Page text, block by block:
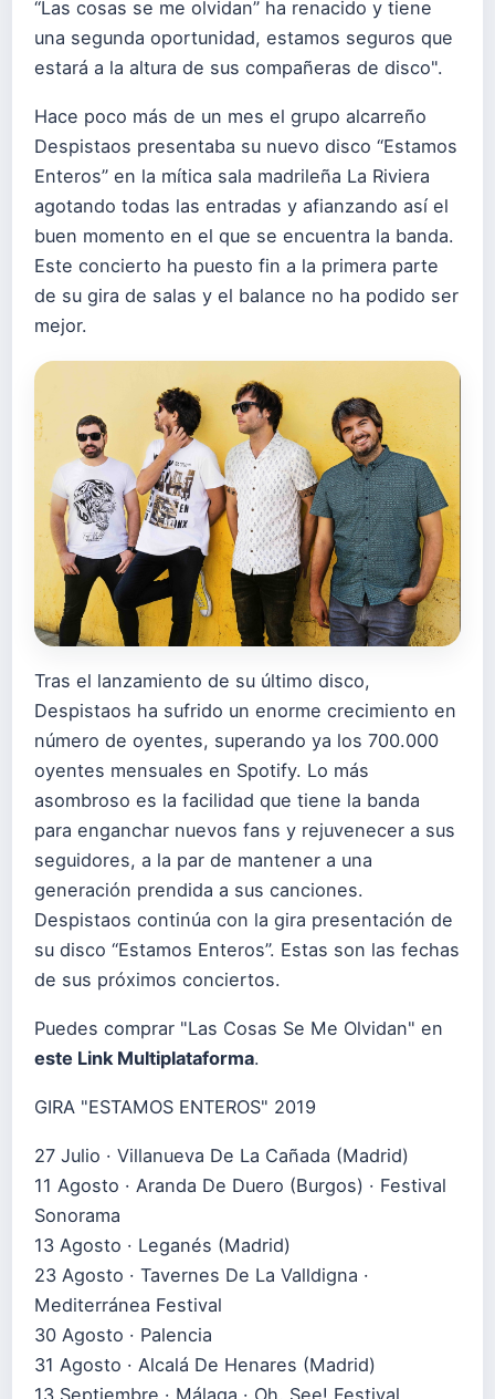
“Las cosas se me olvidan” ha renacido y tiene
una segunda oportunidad, estamos seguros que
estará a la altura de sus compañeras de disco".
Hace poco más de un mes el grupo alcarreño
Despistaos presentaba su nuevo disco “Estamos
Enteros” en la mítica sala madrileña La Riviera
agotando todas las entradas y afianzando así el
buen momento en el que se encuentra la banda.
Este concierto ha puesto fin a la primera parte
de su gira de salas y el balance no ha podido ser
mejor.
Tras el lanzamiento de su último disco,
Despistaos ha sufrido un enorme crecimiento en
número de oyentes, superando ya los 700.000
oyentes mensuales en Spotify. Lo más
asombroso es la facilidad que tiene la banda
para enganchar nuevos fans y rejuvenecer a sus
seguidores, a la par de mantener a una
generación prendida a sus canciones.
Despistaos continúa con la gira presentación de
su disco “Estamos Enteros”. Estas son las fechas
de sus próximos conciertos.
Puedes comprar "Las Cosas Se Me Olvidan" en
este Link Multiplataforma.
GIRA "ESTAMOS ENTEROS" 2019
27 Julio · Villanueva De La Cañada (Madrid)
11 Agosto · Aranda De Duero (Burgos) · Festival
Sonorama
13 Agosto · Leganés (Madrid)
23 Agosto · Tavernes De La Valldigna ·
Mediterránea Festival
30 Agosto · Palencia
31 Agosto · Alcalá De Henares (Madrid)